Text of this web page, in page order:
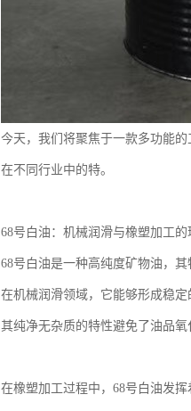
今天，我们将聚焦于一款多功能
在不同行业中的特。
68号白油：机械润滑与橡塑加工的
68号白油是一种高纯度矿物油，
在机械润滑领域，它能够形成稳
其纯净无杂质的特性避免了油品
在橡塑加工过程中，68号白油发挥